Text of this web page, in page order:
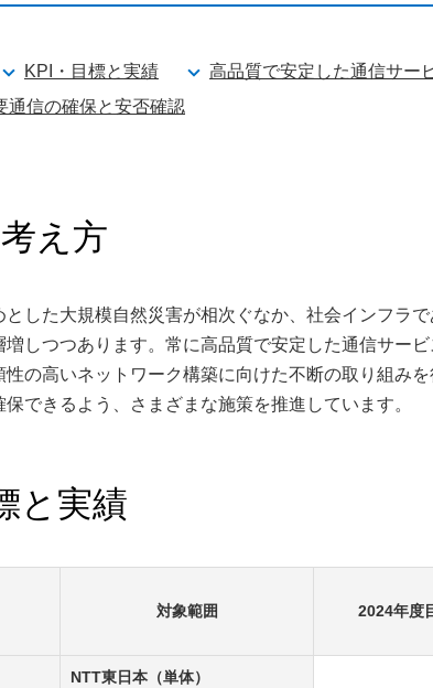
KPI・目標と実績
高品質で安定した通信サー
通信の確保と安否確認
え方
とした大規模自然災害が相次ぐなか、社会インフラ
増しつつあります。常に高品質で安定した通信サー
性の高いネットワーク構築に向けた不断の取り組み
できるよう、さまざまな施策を推進しています。
と実績
対象範囲 2024年度
NTT東日本（単体）